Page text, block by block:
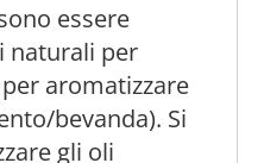
essere
naturali per
aromatizzare
bevanda). Si
gli oli